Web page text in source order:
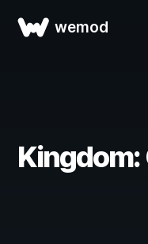
wemod
Kingdom: